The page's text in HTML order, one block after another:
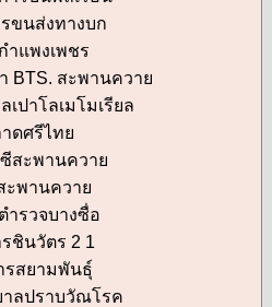
ขนส่งทางบก
ำแพงเพชร
BTS. สะพานควาย
เปาโลเมโมเรียล
ดศรีไทย
สะพานควาย
ะพานควาย
ำรวจบางซื่อ
ชินวัตร 2 1
รสยามพันธุ์
าลปราบวัณโรค